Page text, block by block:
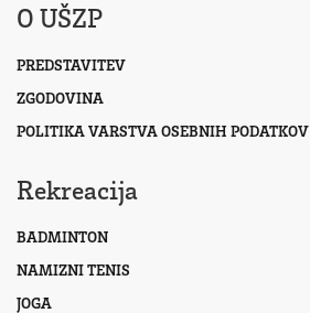
O UŠZP
PREDSTAVITEV
ZGODOVINA
POLITIKA VARSTVA OSEBNIH PODATKOV
Rekreacija
BADMINTON
NAMIZNI TENIS
JOGA